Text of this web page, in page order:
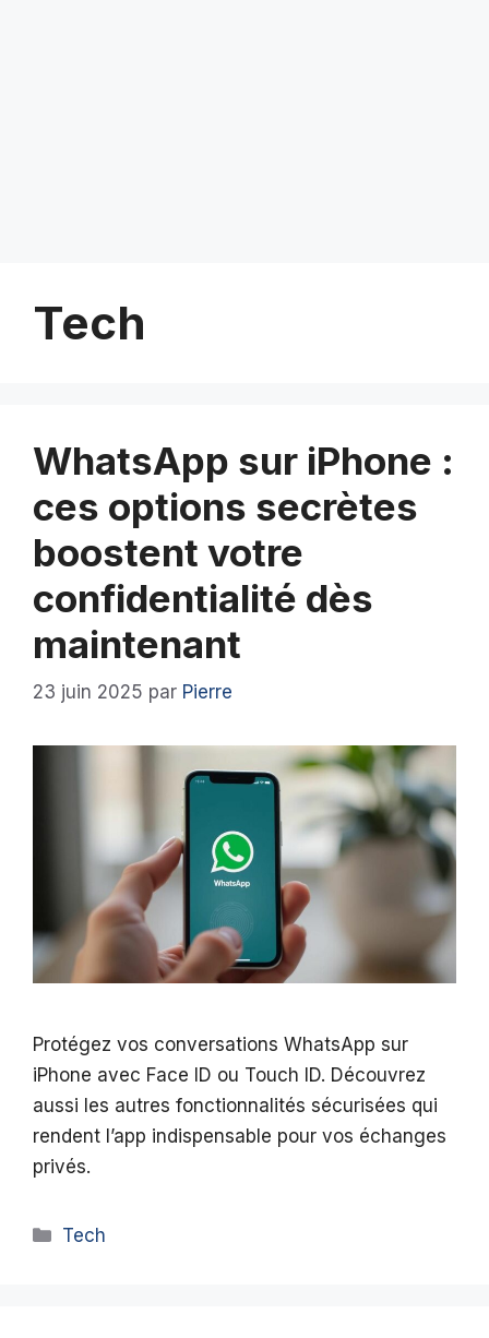
Tech
WhatsApp sur iPhone :
ces options secrètes
boostent votre
confidentialité dès
maintenant
23 juin 2025 par Pierre
Protégez vos conversations WhatsApp sur
iPhone avec Face ID ou Touch ID. Découvrez
aussi les autres fonctionnalités sécurisées qui
rendent l’app indispensable pour vos échanges
privés.
Catégories
Tech